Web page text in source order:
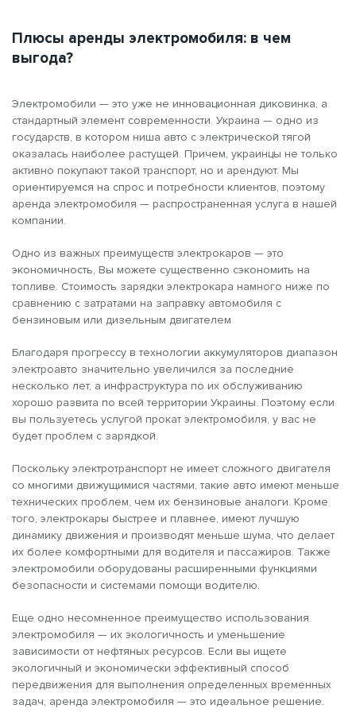
Плюсы аренды электромобиля: в чем
выгода?
Электромобили — это уже не инновационная диковинка, а
стандартный элемент современности. Украина — одно из
государств, в котором ниша авто с электрической тягой
оказалась наиболее растущей. Причем, украинцы не только
активно покупают такой транспорт, но и арендуют. Мы
ориентируемся на спрос и потребности клиентов, поэтому
аренда электромобиля — распространенная услуга в нашей
компании.
Одно из важных преимуществ электрокаров — это
экономичность, Вы можете существенно сэкономить на
топливе. Стоимость зарядки электрокара намного ниже по
сравнению с затратами на заправку автомобиля с
бензиновым или дизельным двигателем
Благодаря прогрессу в технологии аккумуляторов диапазон
электроавто значительно увеличился за последние
несколько лет, а инфраструктура по их обслуживанию
хорошо развита по всей территории Украины. Поэтому если
вы пользуетесь услугой прокат электромобиля, у вас не
будет проблем с зарядкой.
Поскольку электротранспорт не имеет сложного двигателя
со многими движущимися частями, такие авто имеют меньше
технических проблем, чем их бензиновые аналоги. Кроме
того, электрокары быстрее и плавнее, имеют лучшую
динамику движения и производят меньше шума, что делает
их более комфортными для водителя и пассажиров. Также
электромобили оборудованы расширенными функциями
безопасности и системами помощи водителю.
Еще одно несомненное преимущество использования
электромобиля — их экологичность и уменьшение
зависимости от нефтяных ресурсов. Если вы ищете
экологичный и экономически эффективный способ
передвижения для выполнения определенных временных
задач, аренда электромобиля — это идеальное решение.